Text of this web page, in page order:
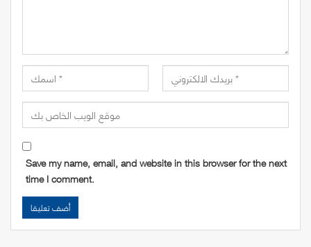
Save my name, email, and website in this browser for the next
time I comment.